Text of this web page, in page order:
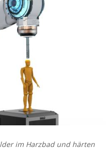
im Harzbad und härten